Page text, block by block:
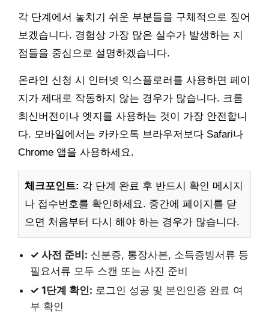
각 단계에서 놓치기 쉬운 부분들을 구체적으로 짚어
보겠습니다. 경험상 가장 많은 실수가 발생하는 지
점들을 중심으로 설명하겠습니다.
온라인 신청 시 인터넷 익스플로러를 사용하면 페이
지가 제대로 작동하지 않는 경우가 많습니다. 크롬
최신버전이나 엣지를 사용하는 것이 가장 안전합니
다. 모바일에서는 카카오톡 브라우저보다 Safari나
Chrome 앱을 사용하세요.
체크포인트: 각 단계 완료 후 반드시 확인 메시지
나 접수번호를 확인하세요. 중간에 페이지를 닫
으면 처음부터 다시 해야 하는 경우가 많습니다.
✓ 사전 준비: 신분증, 통장사본, 소득증빙서류 등
필요서류 모두 스캔 또는 사진 준비
✓ 1단계 확인: 로그인 성공 및 본인인증 완료 여
부 확인